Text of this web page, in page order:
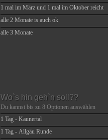
1 mal im März und 1 mal im Oktober reicht
alle 2 Monate is auch ok
alle 3 Monate
Wo`s hin geh`n soll??
Du kannst bis zu 8 Optionen auswählen
1 Tag - Kaunertal
1 Tag - Allgäu Runde